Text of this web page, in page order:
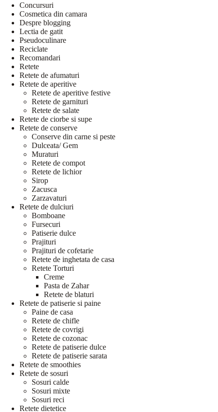
Concursuri
Cosmetica din camara
Despre blogging
Lectia de gatit
Pseudoculinare
Reciclate
Recomandari
Retete
Retete de afumaturi
Retete de aperitive
Retete de aperitive festive
Retete de garnituri
Retete de salate
Retete de ciorbe si supe
Retete de conserve
Conserve din carne si peste
Dulceata/ Gem
Muraturi
Retete de compot
Retete de lichior
Sirop
Zacusca
Zarzavaturi
Retete de dulciuri
Bomboane
Fursecuri
Patiserie dulce
Prajituri
Prajituri de cofetarie
Retete de inghetata de casa
Retete Torturi
Creme
Pasta de Zahar
Retete de blaturi
Retete de patiserie si paine
Paine de casa
Retete de chifle
Retete de covrigi
Retete de cozonac
Retete de patiserie dulce
Retete de patiserie sarata
Retete de smoothies
Retete de sosuri
Sosuri calde
Sosuri mixte
Sosuri reci
Retete dietetice